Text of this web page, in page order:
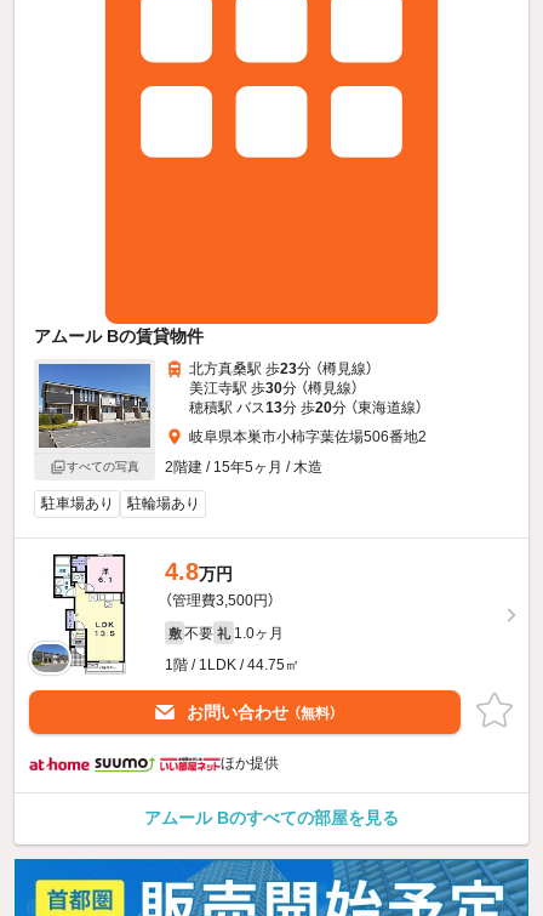
アムール Bの賃貸物件
すべての写真
北方真桑駅 歩23分 （樽見線）
美江寺駅 歩30分 （樽見線）
穂積駅 バス13分 歩20分 （東海道線）
岐阜県本巣市小柿字葉佐場506番地2
2階建 / 15年5ヶ月 / 木造
駐車場あり 駐輪場あり
4.8万円
（管理費3,500円）
敷 不要 礼 1.0ヶ月
1階 / 1LDK / 44.75㎡
お問い合わせ （無料）
ほか提供
アムール Bのすべての部屋を見る